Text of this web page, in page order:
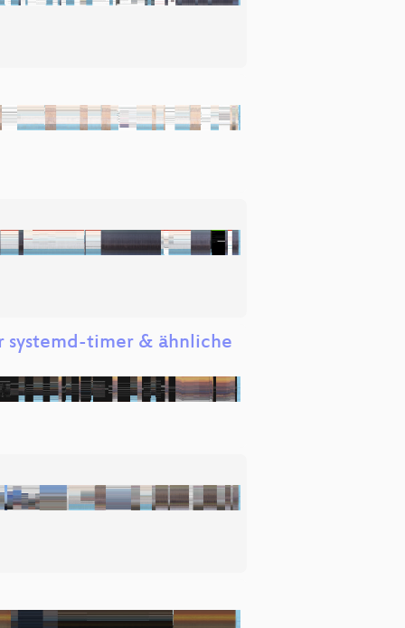
systemd-timer & ähnliche